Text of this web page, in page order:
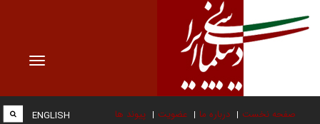
Toggle
صفحه نخست درباره ما عضویت پیوند ها ENGLISH